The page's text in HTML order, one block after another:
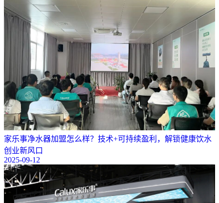
​家乐事净水器加盟怎么样？技术+可持续盈利，解锁健康饮水
创业新风口
2025-09-12